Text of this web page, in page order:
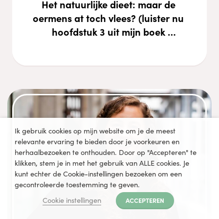
Het natuurlijke dieet: maar de
oermens at toch vlees? (luister nu
hoofdstuk 3 uit mijn boek
Ik gebruik cookies op mijn website om je de meest
relevante ervaring te bieden door je voorkeuren en
herhaalbezoeken te onthouden. Door op "Accepteren" te
klikken, stem je in met het gebruik van ALLE cookies. Je
kunt echter de Cookie-instellingen bezoeken om een
gecontroleerde toestemming te geven.
Cookie instellingen
ACCEPTEREN